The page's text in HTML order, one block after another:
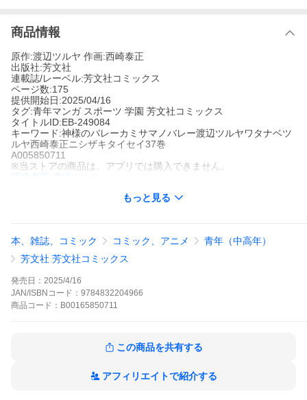
商品情報
原作:渡辺ツルヤ 作画:西崎泰正
出版社:芳文社
連載誌/レーベル:芳文社コミックス
ページ数:175
提供開始日:2025/04/16
タグ:青年マンガ スポーツ 学園 芳文社コミックス
タイトルID:EB-249084
キーワード:神様のバレーカミサマノバレー渡辺ツルヤワタナベツ
ルヤ西崎泰正ニシザキタイセイ37巻
A005850711
※当ストアの商品は、アプリでは購入できません。
作戦の読み合いが大詰めを迎え、阿月は“張り子の虎”である滝川を
コートに入れ、伊藤に3ローテ分の思考時間を与えるが…!
神様のバレーの作品をもっと見る
もっと見る
本、雑誌、コミック コミック、アニメ
青年（中高年）
芳文社 芳文社コミックス
発売日： 2025/4/16
JAN/ISBNコード： 9784832204966
商品 コード： B00165850711
この商品を共有する
アフィリエイトで紹介する